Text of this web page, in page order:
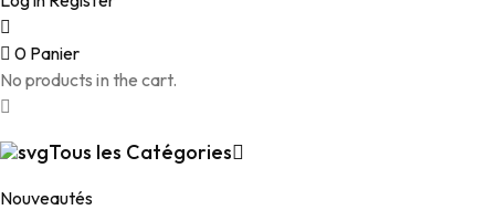
0 Panier
No products in the cart.
Tous les Catégories
Nouveautés